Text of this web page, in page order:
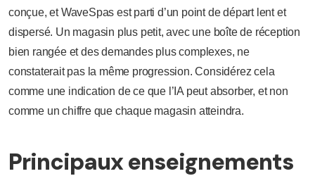
conçue, et WaveSpas est parti d’un point de départ lent et
dispersé. Un magasin plus petit, avec une boîte de réception
bien rangée et des demandes plus complexes, ne
constaterait pas la même progression. Considérez cela
comme une indication de ce que l’IA peut absorber, et non
comme un chiffre que chaque magasin atteindra.
Principaux enseignements